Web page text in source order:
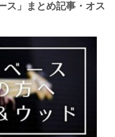
ス」まとめ記事・オス